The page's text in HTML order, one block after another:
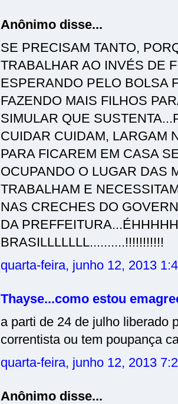
Anônimo disse...
SE PRECISAM TANTO,
TRABALHAR AO INVÉS DE
ESPERANDO PELO BOLSA
FAZENDO MAIS FILHOS
SIMULAR QUE
CUIDAR CUIDAM, LARGAM
PARA FICAREM EM CASA
OCUPANDO O LUGAR DAS
TRABALHAM E
NAS CRECHES DO
DA PREFFEITURA...ÉHHHHH
BRASILLLLLLL..........!!!!!!!!!!!
quarta-feira, junho 12, 2013
Thayse...como estou
a parti de 24 de julho liberado
correntista ou tem poupança
quarta-feira, junho 12, 2013
Anônimo disse...